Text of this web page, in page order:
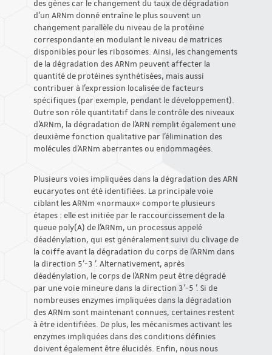
des gènes car le changement du taux de dégradation
d’un ARNm donné entraîne le plus souvent un
changement parallèle du niveau de la protéine
correspondante en modulant le niveau de matrices
disponibles pour les ribosomes. Ainsi, les changements
de la dégradation des ARNm peuvent affecter la
quantité de protéines synthétisées, mais aussi
contribuer à l'expression localisée de facteurs
spécifiques (par exemple, pendant le développement).
Outre son rôle quantitatif dans le contrôle des niveaux
d'ARNm, la dégradation de l'ARN remplit également une
deuxième fonction qualitative par l'élimination des
molécules d'ARNm aberrantes ou endommagées.
Plusieurs voies impliquées dans la dégradation des ARN
eucaryotes ont été identifiées. La principale voie
ciblant les ARNm «normaux» comporte plusieurs
étapes : elle est initiée par le raccourcissement de la
queue poly(A) de l'ARNm, un processus appelé
déadénylation, qui est généralement suivi du clivage de
la coiffe avant la dégradation du corps de l'ARNm dans
la direction 5’-3 '. Alternativement, après
déadénylation, le corps de l'ARNm peut être dégradé
par une voie mineure dans la direction 3'-5 '. Si de
nombreuses enzymes impliquées dans la dégradation
des ARNm sont maintenant connues, certaines restent
à être identifiées. De plus, les mécanismes activant les
enzymes impliquées dans des conditions définies
doivent également être élucidés. Enfin, nous nous